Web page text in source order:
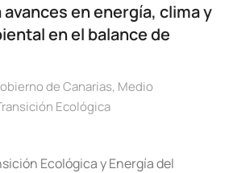
en energía, clima y
en el balance de
de Canarias, Medio
Ecológica
Ecológica y Energía del